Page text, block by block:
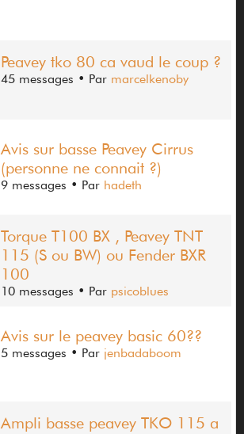
Peavey tko 80 ca vaud le coup ?
45 messages • Par marcelkenoby
Avis sur basse Peavey Cirrus
(personne ne connait ?)
9 messages • Par hadeth
Torque T100 BX , Peavey TNT
115 (S ou BW) ou Fender BXR
100
10 messages • Par psicoblues
Avis sur le peavey basic 60??
5 messages • Par jenbadaboom
Ampli basse peavey TKO 115 a